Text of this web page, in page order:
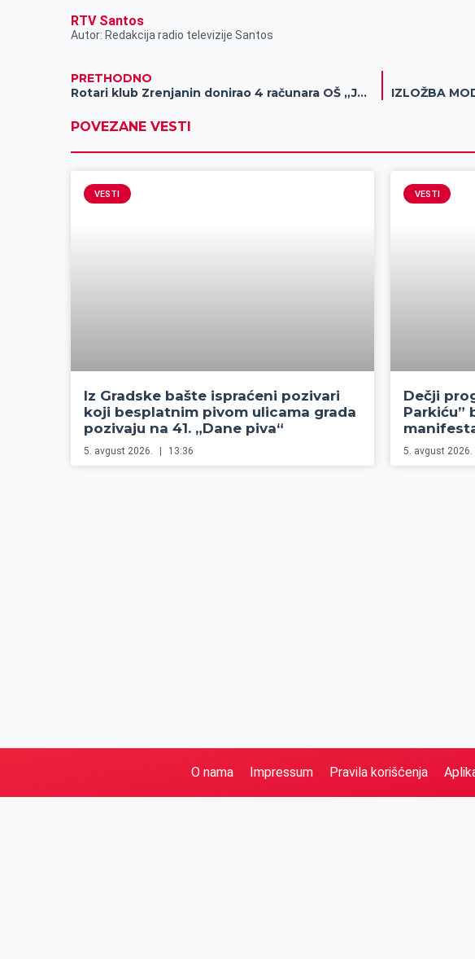
RTV Santos
Autor: Redakcija radio televizije Santos
PRETHODNO
Rotari klub Zrenjanin donirao 4 računara OŠ „Jovan Jovanović Zmaj“
POVEZANE VESTI
VESTI
Iz Gradske bašte ispraćeni pozivari
koji besplatnim pivom ulicama grada
pozivaju na 41. „Dane piva“
5. avgust 2026. 13:36
VESTI
Dečji
Parkiću”
5. avgust 2026.
O nama Impressum Pravila korišćenja